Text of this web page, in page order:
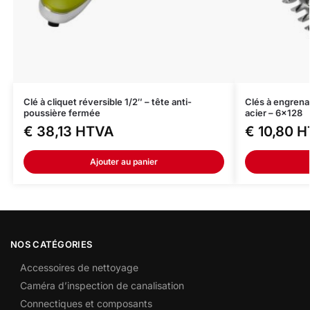
Clé à cliquet réversible 1/2″ – tête anti-
poussière fermée
€ 38,13 HTVA
Ajouter au panier
Clés à
acier – 6×128
€ 10,80
NOS CATÉGORIES
Accessoires de nettoyage
Caméra d’inspection de canalisation
Connectiques et composants